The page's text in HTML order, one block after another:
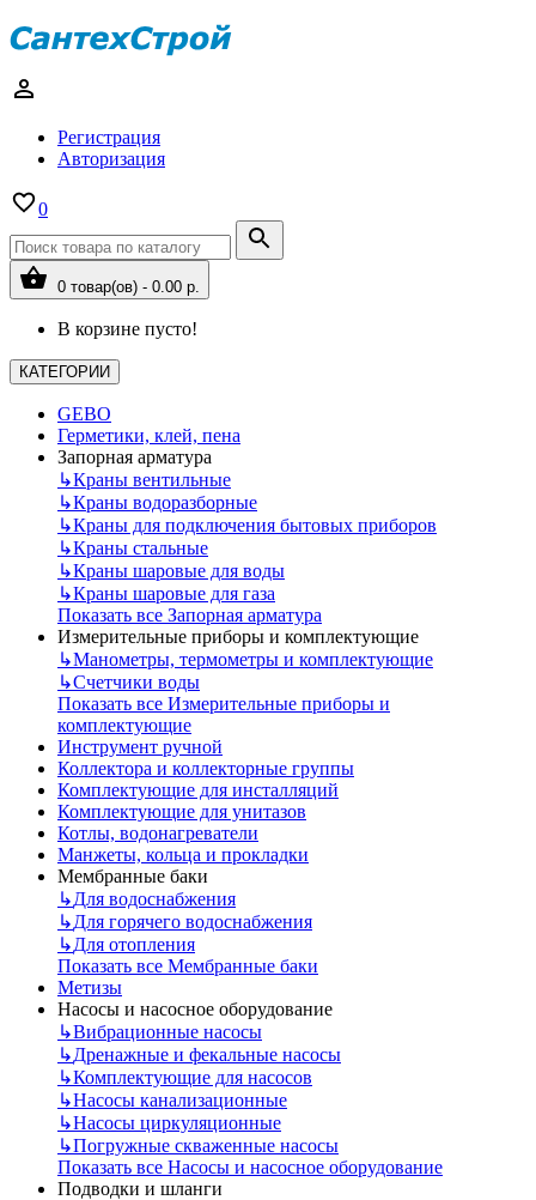
Регистрация
Авторизация
0
0 товар(ов) - 0.00 р.
В корзине пусто!
КАТЕГОРИИ
GEBO
Герметики, клей, пена
Запорная арматура
↳Краны вентильные
↳Краны водоразборные
↳Краны для подключения бытовых приборов
↳Краны стальные
↳Краны шаровые для воды
↳Краны шаровые для газа
Показать все Запорная арматура
Измерительные приборы и комплектующие
↳Манометры, термометры и комплектующие
↳Счетчики воды
Показать все Измерительные приборы и
комплектующие
Инструмент ручной
Коллектора и коллекторные группы
Комплектующие для инсталляций
Комплектующие для унитазов
Котлы, водонагреватели
Манжеты, кольца и прокладки
Мембранные баки
↳Для водоснабжения
↳Для горячего водоснабжения
↳Для отопления
Показать все Мембранные баки
Метизы
Насосы и насосное оборудование
↳Вибрационные насосы
↳Дренажные и фекальные насосы
↳Комплектующие для насосов
↳Насосы канализационные
↳Насосы циркуляционные
↳Погружные скваженные насосы
Показать все Насосы и насосное оборудование
Подводки и шланги